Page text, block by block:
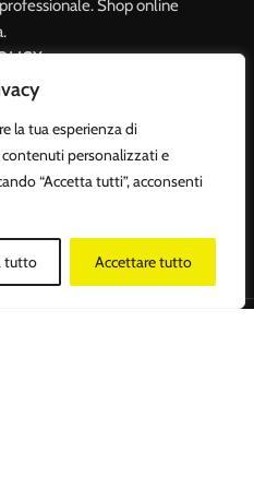
la tua esperienza di
personalizzati e
“Accetta tutti”, acconsenti
tutto Accettare tutto
Shop online
account
Policy
e condizioni